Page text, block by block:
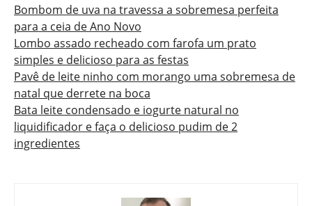
Bombom de uva na travessa a sobremesa perfeita
para a ceia de Ano Novo
Lombo assado recheado com farofa um prato
simples e delicioso para as festas
Pavê de leite ninho com morango uma sobremesa de
natal que derrete na boca
Bata leite condensado e iogurte natural no
liquidificador e faça o delicioso pudim de 2
ingredientes